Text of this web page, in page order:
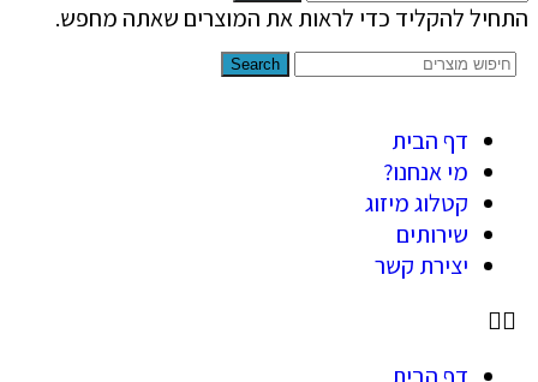
התחיל להקליד כדי לראות את המוצרים שאתה מחפש.
Search
דף הבית
מי אנחנו?
קטלוג מיזוג
שירותים
יצירת קשר